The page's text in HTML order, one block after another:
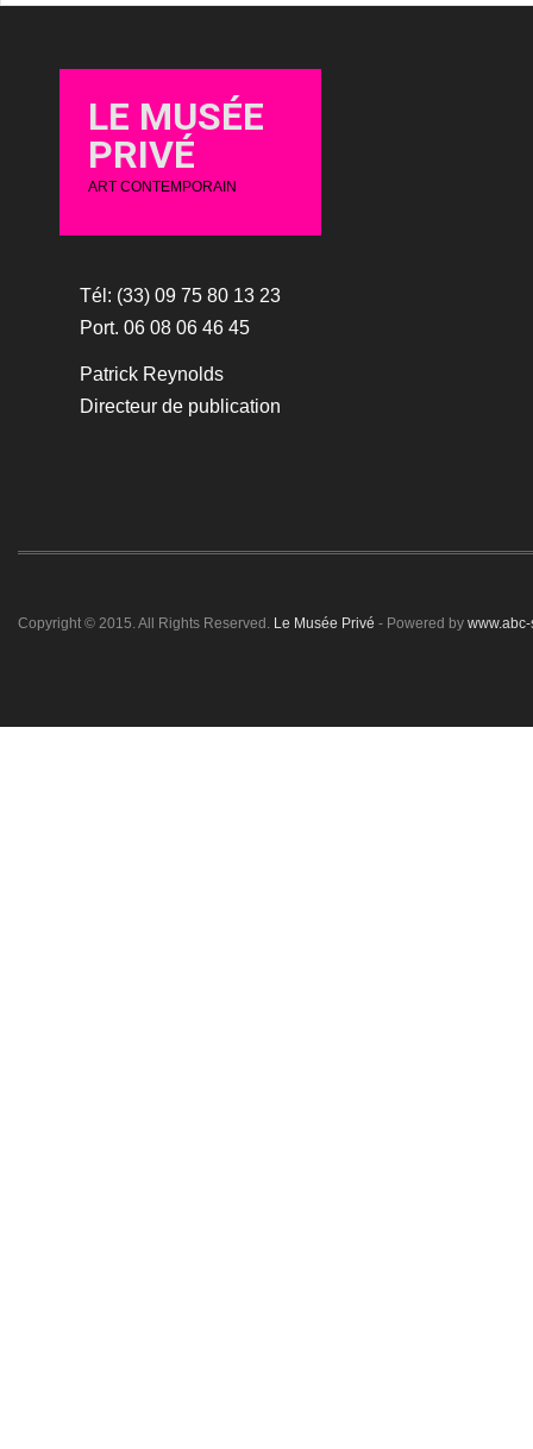
LE MUSÉE
PRIVÉ
ART CONTEMPORAIN
Tél: (33) 09 75 80 13 23
Port. 06 08 06 46 45
Patrick Reynolds
Directeur de publication
Copyright © 2015. All Rights Reserved. Le Musée Privé - Powered by